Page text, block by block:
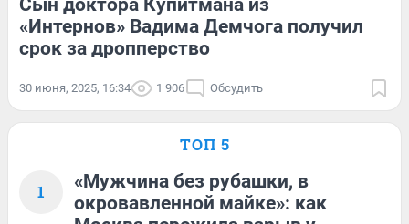
«Интернов» Вадима Демчога получил
срок за дропперство
30 июня, 2025, 16:34 1 906 Обсудить
ТОП 5
1
«Мужчина без рубашки, в
окровавленной майке»: как